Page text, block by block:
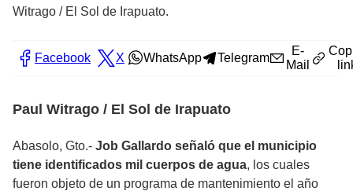
Witrago / El Sol de Irapuato.
Facebook X WhatsApp Telegram
E-
Mail
Paul Witrago / El Sol de Irapuato
Abasolo, Gto.- Job Gallardo señaló que el municipio
tiene identificados mil cuerpos de agua, los cuales
fueron objeto de un programa de mantenimiento el año